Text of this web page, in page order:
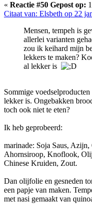
« Reactie #50 Gepost op:
Citaat van: Elsbeth op 22
Mensen, tempeh is
allerlei varianten
zou ik keihard mijn
lekkers te maken?
al lekker is
Sommige
lekker is. Ongebakken
toch ook niet te eten?
Ik heb geprobeerd:
marinade: Soja Saus,
Ahornsiroop, Knoflook,
Chinese Kruiden, Zout.
Dan olijfolie en gesneden
een papje van maken.
met nasi gemaakt van